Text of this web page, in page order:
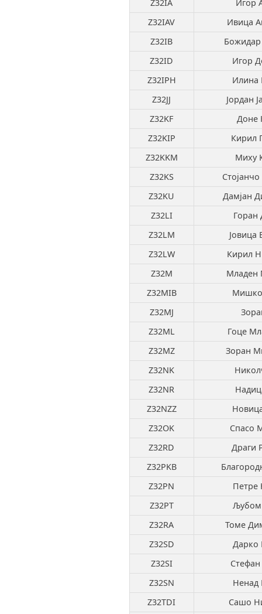
Z32IA
Игор
Z32IAV
Ивица
Z32IB
Божидар
Z32ID
Игор
Z32IPH
Илина
Z32JJ
Јордан
Z32KF
Доне
Z32KIP
Кирил
Z32KKM
Миху
Z32KS
Z32KU
Дамјан
Z32LI
Горан
Z32LM
Јовица
Z32LW
Кирил
Z32M
Младен
Z32MIB
Мишко
Z32MJ
Z32ML
Гоце
Z32MZ
Зоран
Z32NK
Z32NR
Z32NZZ
Z32OK
Спасо
Z32RD
Драги
Z32PKB
Z32PN
Петре
Z32PT
Z32RA
Томе
Z32SD
Дарко
Z32SI
Z32SN
Z32TDI
Сашо